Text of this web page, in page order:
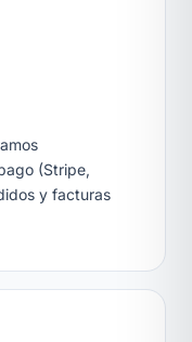
(Stripe,
y facturas